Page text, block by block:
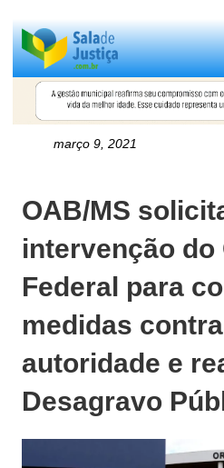
março 9, 2021
OAB/MS
intervenção do
Federal para
medidas
autoridade e
Desagravo